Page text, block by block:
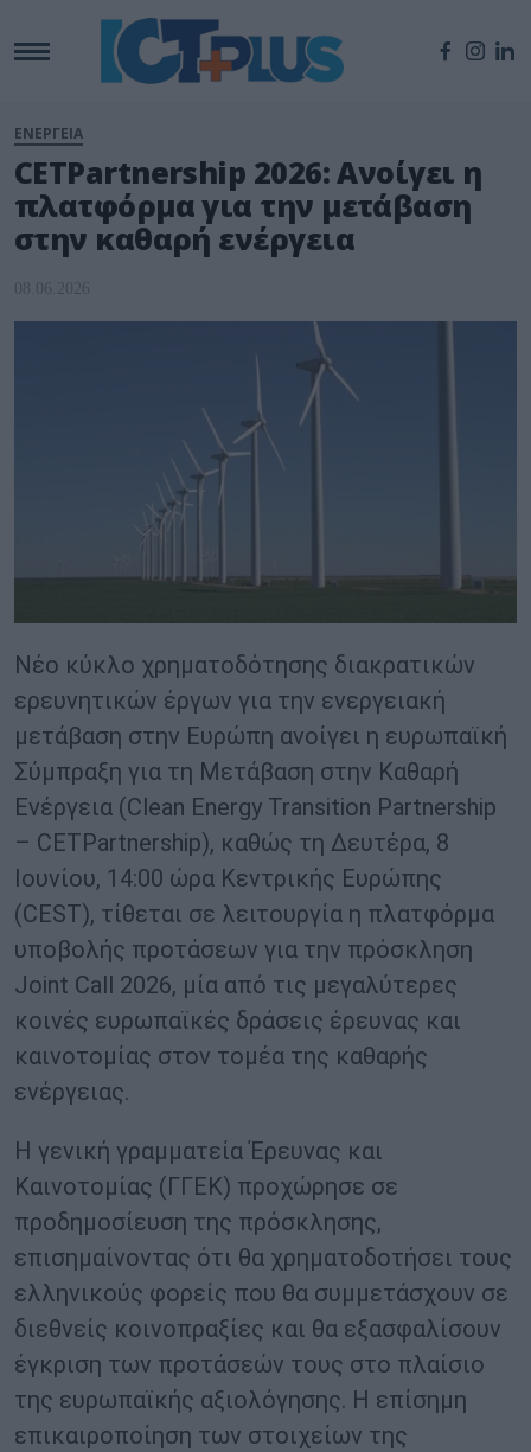
ΕΝΕΡΓΕΙΑ
CETPartnership 2026: Ανοίγει η
πλατφόρμα για την μετάβαση
στην καθαρή ενέργεια
08.06.2026
Νέο κύκλο χρηματοδότησης διακρατικών
ερευνητικών έργων για την ενεργειακή
μετάβαση στην Ευρώπη ανοίγει η ευρωπαϊκή
Σύμπραξη για τη Μετάβαση στην Καθαρή
Ενέργεια (Clean Energy Transition Partnership
– CETPartnership), καθώς τη Δευτέρα, 8
Ιουνίου, 14:00 ώρα Κεντρικής Ευρώπης
(CEST), τίθεται σε λειτουργία η πλατφόρμα
υποβολής προτάσεων για την πρόσκληση
Joint Call 2026, μία από τις μεγαλύτερες
κοινές ευρωπαϊκές δράσεις έρευνας και
καινοτομίας στον τομέα της καθαρής
ενέργειας.
Η γενική γραμματεία Έρευνας και
Καινοτομίας (ΓΓΕΚ) προχώρησε σε
προδημοσίευση της πρόσκλησης,
επισημαίνοντας ότι θα χρηματοδοτήσει τους
ελληνικούς φορείς που θα συμμετάσχουν σε
διεθνείς κοινοπραξίες και θα εξασφαλίσουν
έγκριση των προτάσεών τους στο πλαίσιο
της ευρωπαϊκής αξιολόγησης. Η επίσημη
επικαιροποίηση των στοιχείων της